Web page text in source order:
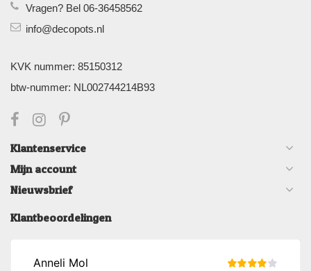
Vragen? Bel 06-36458562
info@decopots.nl
KVK nummer: 85150312
btw-nummer: NL002744214B93
Klantenservice
Mijn account
Nieuwsbrief
Klantbeoordelingen